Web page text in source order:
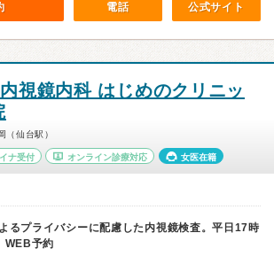
電話 公式サイト
視鏡内科 はじめのクリニッ
（仙台駅）
ナ受付 オンライン診療対応 女医在籍
るプライバシーに配慮した内視鏡検査。平日17時
WEB予約